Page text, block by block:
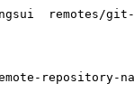
remotes/git-
repository-